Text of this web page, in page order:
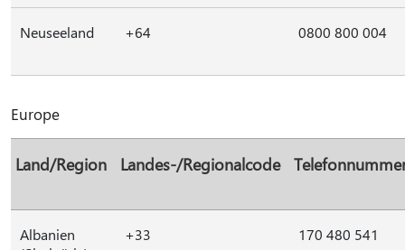
Neuseeland +64 0800 800 004
Europe
Land/Region Landes-/Regionalcode
Albanien
+33 170 480 541